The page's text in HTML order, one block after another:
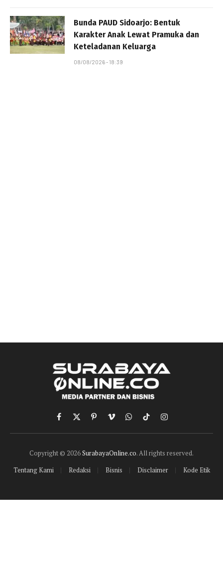
Bunda PAUD Sidoarjo: Bentuk
Karakter Anak Lewat Pramuka dan
Keteladanan Keluarga
08/08/2026 - 18:39
Facebook
X
(Twitter)
PinterestVimeoWhatsApp
TikTokInstagram
Copyright © 2026SurabayaOnline.co. All rights reserved.
Tentang Kami
Redaksi Bisnis Disclaimer Kode Etik